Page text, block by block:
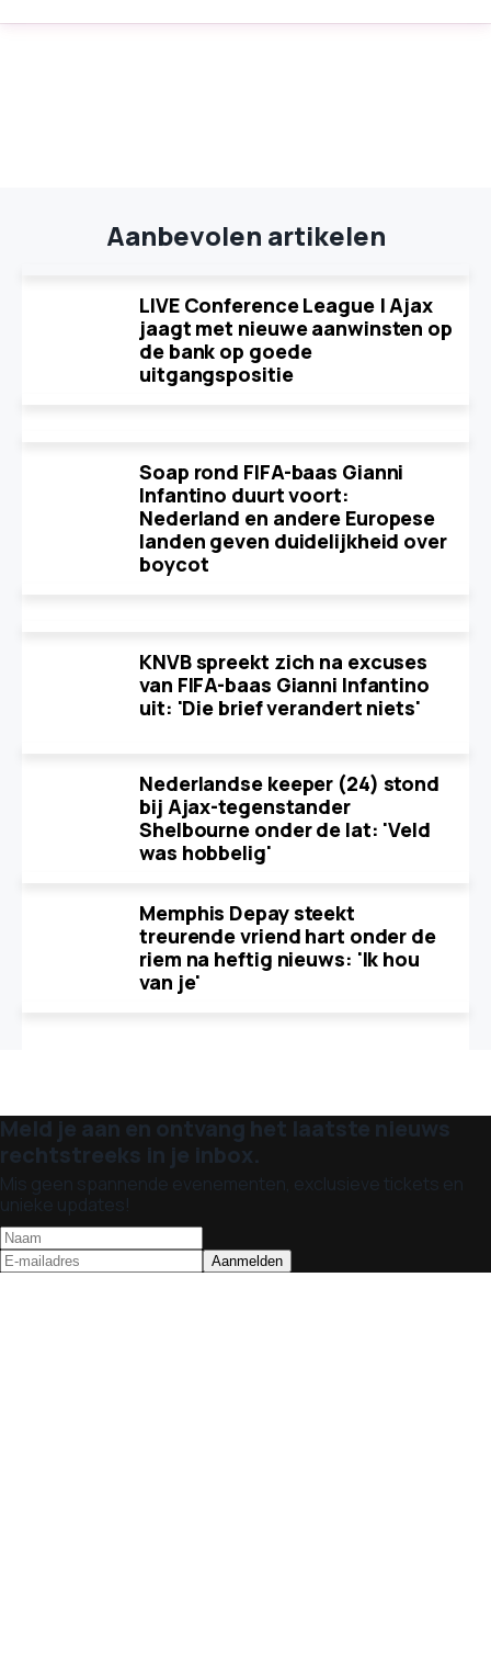
Aanbevolen artikelen
LIVE Conference League | Ajax
jaagt met nieuwe aanwinsten op
de bank op goede
uitgangspositie
Soap rond FIFA-baas Gianni
Infantino duurt voort:
Nederland en andere Europese
landen geven duidelijkheid over
boycot
KNVB spreekt zich na excuses
van FIFA-baas Gianni Infantino
uit: 'Die brief verandert niets'
Nederlandse keeper (24) stond
bij Ajax-tegenstander
Shelbourne onder de lat: 'Veld
was hobbelig'
Memphis Depay steekt
treurende vriend hart onder de
riem na heftig nieuws: 'Ik hou
van je'
Meld je aan en ontvang het laatste nieuws
rechtstreeks in je inbox.
Mis geen spannende evenementen, exclusieve tickets en
unieke updates!